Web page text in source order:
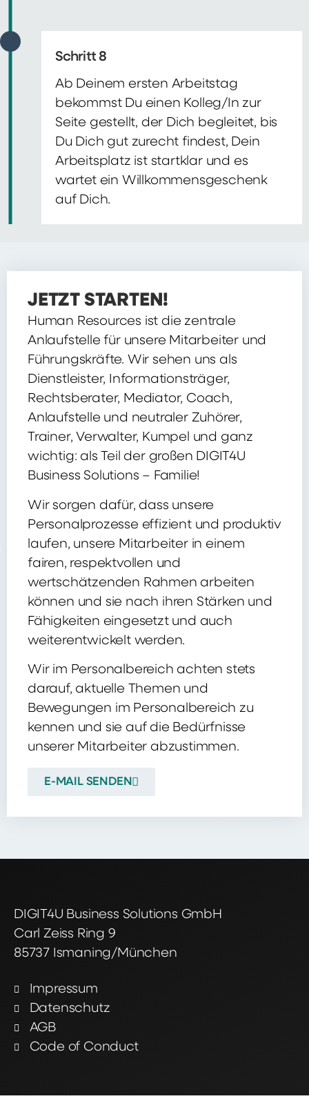
Schritt 8
Ab Deinem ersten Arbeitstag
bekommst Du einen Kolleg/In zur
Seite gestellt, der Dich begleitet, bis
Du Dich gut zurecht findest, Dein
Arbeitsplatz ist startklar und es
wartet ein Willkommensgeschenk
auf Dich.
JETZT STARTEN!
Human Resources ist die zentrale
Anlaufstelle für unsere Mitarbeiter und
Führungskräfte. Wir sehen uns als
Dienstleister, Informationsträger,
Rechtsberater, Mediator, Coach,
Anlaufstelle und neutraler Zuhörer,
Trainer, Verwalter, Kumpel und ganz
wichtig: als Teil der großen DIGIT4U
Business Solutions – Familie!
Wir sorgen dafür, dass unsere
Personalprozesse effizient und produktiv
laufen, unsere Mitarbeiter in einem
fairen, respektvollen und
wertschätzenden Rahmen arbeiten
können und sie nach ihren Stärken und
Fähigkeiten eingesetzt und auch
weiterentwickelt werden.
Wir im Personalbereich achten stets
darauf, aktuelle Themen und
Bewegungen im Personalbereich zu
kennen und sie auf die Bedürfnisse
unserer Mitarbeiter abzustimmen.
E-MAIL SENDEN
DIGIT4U Business Solutions GmbH
Carl Zeiss Ring 9
85737 Ismaning/München
Impressum
Datenschutz
AGB
Code of Conduct